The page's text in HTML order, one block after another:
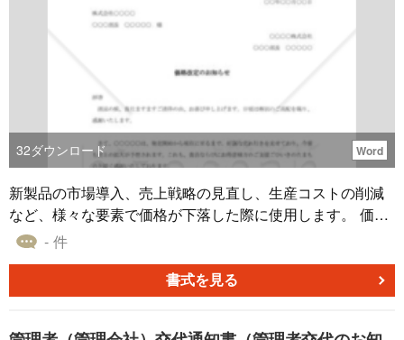
32ダウンロード Word
新製品の市場導入、売上戦略の見直し、生産コストの削減
など、様々な要素で価格が下落した際に使用します。 価格
の減少は一般に、顧客にとっては歓迎される事象であり、
す。そのため、この文書は顧客の興味を引く可能性のある
有力な手段となります。 価格の調整がなぜ起きたのか、ま
- 件
書式を見る